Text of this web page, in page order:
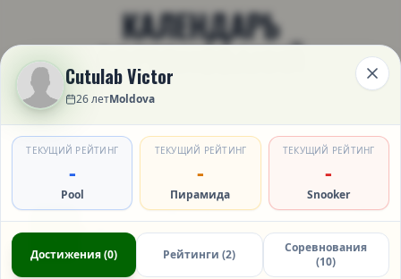
КАЛЕНДАРЬ
СОРЕВНОВАНИЙ
ПредстоящиеАктивные / Завершенные
СЕН
5
Campionatul RM 2026, Pool-9,
etapa 6
ПРЕДСТОЯЩИЙ
Пул|
Black Ball
Cutulab Victor
26летMoldova
ТЕКУЩИЙ РЕЙТИНГ
-
Pool
ТЕКУЩИЙ РЕЙТИНГ
-
Пирамида
ТЕКУЩИЙ РЕЙТИНГ
-
Snooker
Достижения(0) Рейтинги (2)
Соревнования
(10)